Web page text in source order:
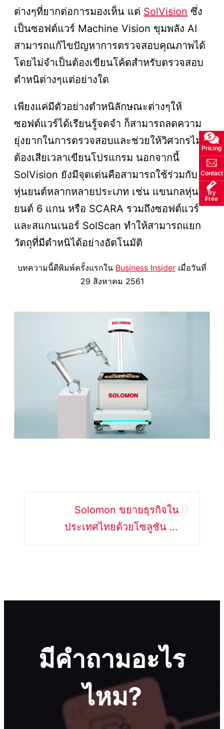
ต่างๆที่ยากต่อการมองเห็น แต่ SolVision ซึ่ง
เป็นซอฟต์แวร์ Machine Vision ขุมพลัง AI
สามารถแก้ไขปัญหาการตรวจสอบคุณภาพได้
โดยไม่จำเป็นต้องเขียนโค้ดสำหรับตรวจสอบ
ตำหนิต่างๆแต่อย่างใด
เพียงแค่มีตัวอย่างตำหนิลักษณะต่างๆให้
ซอฟต์แวร์ได้เรียนรู้จดจำ ก็สามารถลดความ
ยุ่งยากในการตรวจสอบและช่วยให้วิศวกรไม่
ต้องเสียเวลาเขียนโปรแกรม นอกจากนี้
SolVision ยังมีจุดเด่นคือสามารถใช้ร่วมกับ
หุ่นยนต์หลากหลายประเภท เช่น แขนกลหุ่น
ยนต์ 6 แกน หรือ SCARA รวมถึงซอฟต์แวร์
และสแกนเนอร์ SolScan ทำให้สามารถแยก
วัตถุที่มีตำหนิได้อย่างอัตโนมัติ
บทความนี้ตีพิมพ์ครั้งแรกใน Business Insider เมื่อวันที่
29 สิงหาคม 2561
Solomon ขยายธุรกิจใน
ประเทศไทยด้วยโซลูชัน AI
Pricing
Contact
Try
Free
มีคำถามอะไร
ไหม?